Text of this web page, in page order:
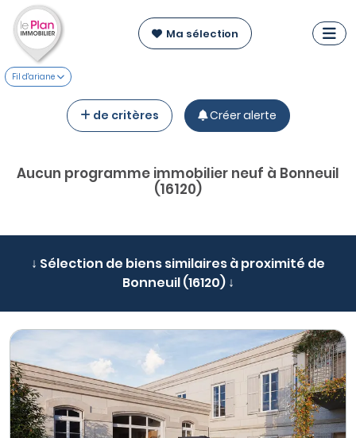
Ma sélection
Fil d'ariane
de critères Créer alerte
Aucun programme immobilier neuf à Bonneuil
(16120)
↓ Sélection de biens similaires à proximité de
Bonneuil (16120) ↓